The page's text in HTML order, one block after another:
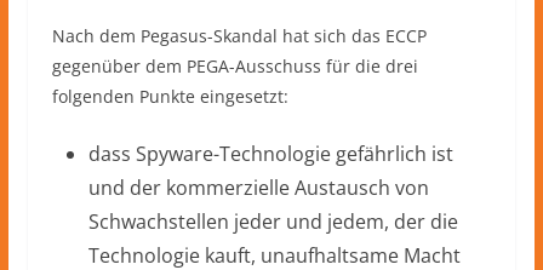
Nach dem Pegasus-Skandal hat sich das ECCP
gegenüber dem PEGA-Ausschuss für die drei
folgenden Punkte eingesetzt:
dass Spyware-Technologie gefährlich ist
und der kommerzielle Austausch von
Schwachstellen jeder und jedem, der die
Technologie kauft, unaufhaltsame Macht